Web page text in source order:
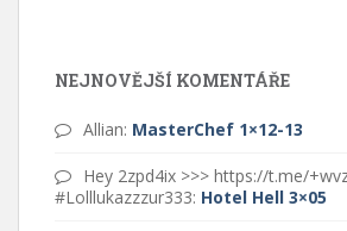
NEJNOVĚJŠÍ KOMENTÁŘE
Allian: MasterChef 1×12-13
Hey 2zpd4ix >>> https://t.me/
#Lolllukazzzur333: Hotel Hell 3×05